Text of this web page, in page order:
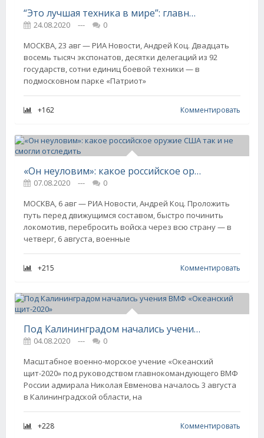
“Это лучшая техника в мире”: главные новинки форума “Армия-2020”
24.08.2020 ---
0
МОСКВА, 23 авг — РИА Новости, Андрей Коц. Двадцать
восемь тысяч экспонатов, десятки делегаций из 92
государств, сотни единиц боевой техники — в
подмосковном парке «Патриот»
+162 Комментировать
«Он неуловим»: какое российское оружие США так и не смогли отследить
07.08.2020 ---
0
МОСКВА, 6 авг — РИА Новости, Андрей Коц. Проложить
путь перед движущимся составом, быстро починить
локомотив, перебросить войска через всю страну — в
четверг, 6 августа, военные
+215 Комментировать
Под Калининградом начались учения ВМФ «Океанский щит-2020»
04.08.2020 ---
0
Масштабное военно-морское учение «Океанский
щит-2020» под руководством главнокомандующего ВМФ
России адмирала Николая Евменова началось 3 августа
в Калининградской области, на
+228 Комментировать